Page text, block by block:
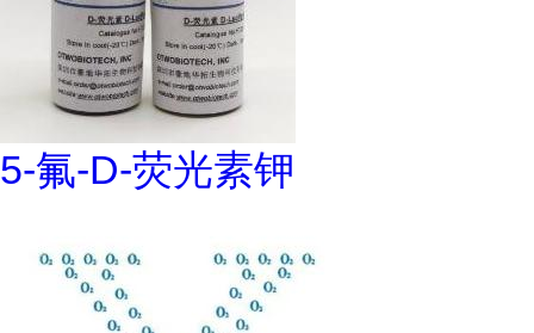
5-氟-D-荧光素钾